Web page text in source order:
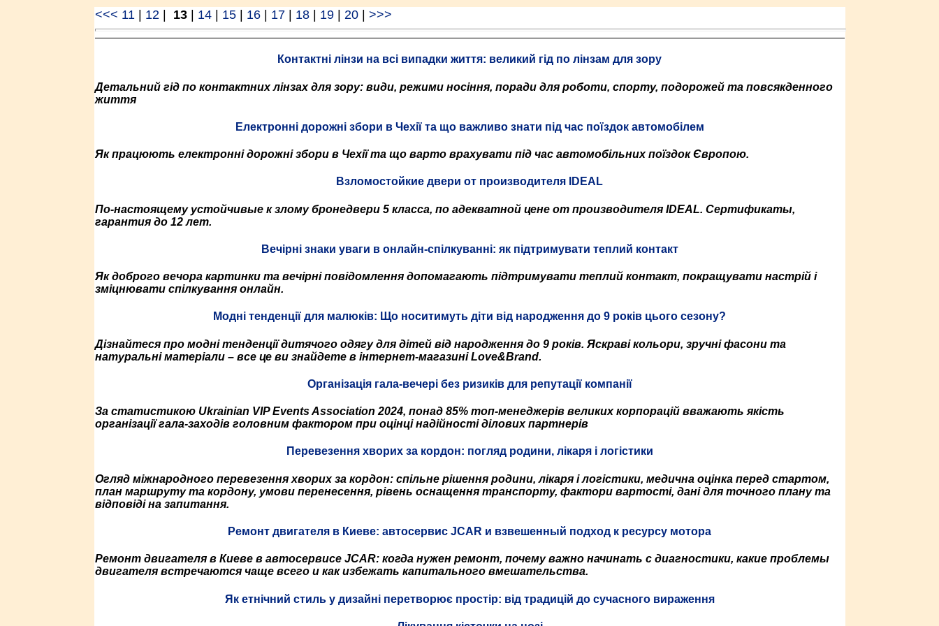
<<< 11| 12| 13| 14| 15| 16| 17| 18| 19| 20| >>>
Контактні лінзи на всі випадки життя: великий гід по лінзам для зору
Детальний гід по контактних лінзах для зору: види, режими носіння, поради для роботи, спорту, подорожей та повсякденного
життя
Електронні дорожні збори в Чехії та що важливо знати під час поїздок автомобілем
Як працюють електронні дорожні збори в Чехії та що варто врахувати під час автомобільних поїздок Європою.
Взломостойкие двери от производителя IDEAL
По-настоящему устойчивые к злому бронедвери 5 класса, по адекватной цене от производителя IDEAL. Сертификаты,
гарантия до 12 лет.
Вечірні знаки уваги в онлайн-спілкуванні: як підтримувати теплий контакт
Як доброго вечора картинки та вечірні повідомлення допомагають підтримувати теплий контакт, покращувати настрій і
зміцнювати спілкування онлайн.
Модні тенденції для малюків: Що носитимуть діти від народження до 9 років цього сезону?
Дізнайтеся про модні тенденції дитячого одягу для дітей від народження до 9 років. Яскраві кольори, зручні фасони та
натуральні матеріали – все це ви знайдете в інтернет-магазині Love&Brand.
Організація гала-вечері без ризиків для репутації компанії
За статистикою Ukrainian VIP Events Association 2024, понад 85% топ-менеджерів великих корпорацій вважають якість
організації гала-заходів головним фактором при оцінці надійності ділових партнерів
Перевезення хворих за кордон: погляд родини, лікаря і логістики
Огляд міжнародного перевезення хворих за кордон: спільне рішення родини, лікаря і логістики, медична оцінка перед стартом,
план маршруту та кордону, умови перенесення, рівень оснащення транспорту, фактори вартості, дані для точного плану та
відповіді на запитання.
Ремонт двигателя в Киеве: автосервис JCAR и взвешенный подход к ресурсу мотора
Ремонт двигателя в Киеве в автосервисе JCAR: когда нужен ремонт, почему важно начинать с диагностики, какие проблемы
двигателя встречаются чаще всего и как избежать капитального вмешательства.
Як етнічний стиль у дизайні перетворює простір: від традицій до сучасного вираження